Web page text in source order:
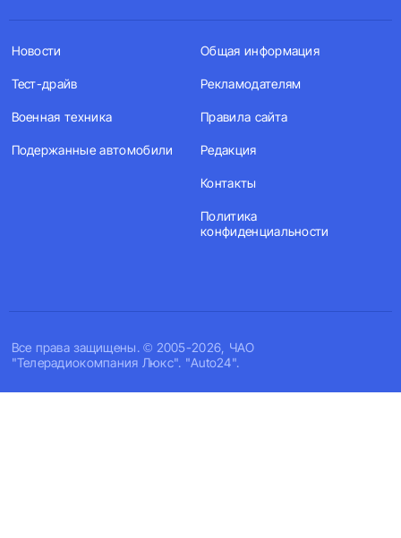
Все права защищены. © 2005-2026, ЧАО
"Телерадиокомпания Люкс". "Auto24".
Новости
Тест-драйв
Военная техника
Подержанные автомобили
Общая информация
Рекламодателям
Правила сайта
Редакция
Контакты
Политика
конфиденциальности